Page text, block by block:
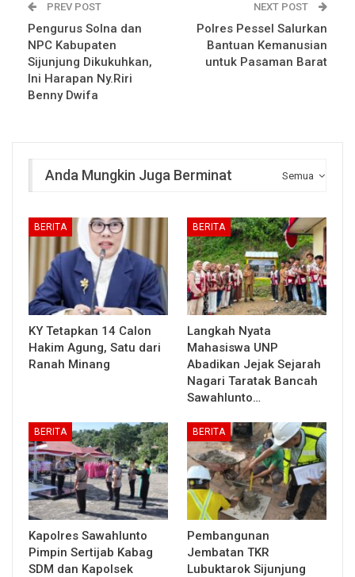
PREV POST
Pengurus SoIna dan
NPC Kabupaten
Sijunjung Dikukuhkan,
Ini Harapan Ny.Riri
Benny Dwifa
NEXT POST
Polres Pessel Salurkan
Bantuan Kemanusian
untuk Pasaman Barat
Semua
Anda Mungkin Juga Berminat
BERITA
KY Tetapkan 14 Calon
Hakim Agung, Satu dari
Ranah Minang
BERITA
Langkah Nyata
Mahasiswa UNP
Abadikan Jejak Sejarah
Nagari Taratak Bancah
Sawahlunto…
BERITA
Kapolres Sawahlunto
Pimpin Sertijab Kabag
SDM dan Kapolsek
BERITA
Pembangunan
Jembatan TKR
Lubuktarok Sijunjung